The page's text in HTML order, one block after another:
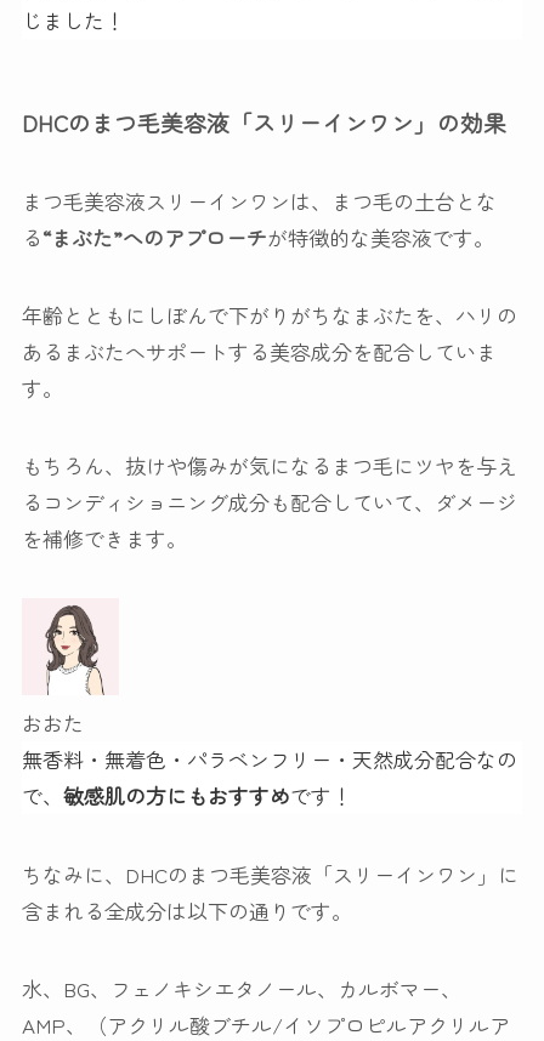
じました！
DHCのまつ毛美容液「スリーインワン」の効果
まつ毛美容液スリーインワンは、まつ毛の土台とな
る“まぶた”へのアプローチが特徴的な美容液です。
年齢とともにしぼんで下がりがちなまぶたを、 ハリの
あるまぶたへサポートする美容成分を配合していま
す。
もちろん、抜けや傷みが気になる まつ毛にツヤを与え
るコンディショニング成分も配合していて、ダメージ
を補修できます。
おおた
無香料・無着色・パラベンフリー・天然成分配合なの
で、 敏感肌の方にもおすすめです！
ちなみに、DHCのまつ毛美容液「スリーインワン」に
含まれる全成分は以下の通りです。
水、BG、フェノキシエタノール、カルボマー、
AMP、（アクリル酸ブチル/イソプロピルアクリルア